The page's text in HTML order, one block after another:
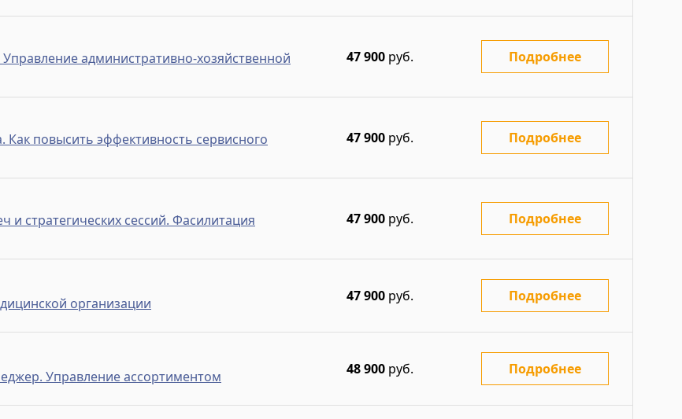
административно-хозяйственной 47 900 руб. Подробнее
Как повысить эффективность сервисного 47 900 руб. Подробнее
и стратегических сессий. Фасилитация 47 900 руб. Подробнее
организации 47 900 руб. Подробнее
Управление ассортиментом 48 900 руб. Подробнее